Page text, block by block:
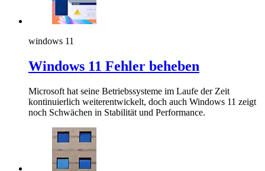
windows 11
Windows 11 Fehler beheben
Microsoft hat seine Betriebssysteme im Laufe der Zeit
kontinuierlich weiterentwickelt, doch auch Windows 11 zeigt
noch Schwächen in Stabilität und Performance.